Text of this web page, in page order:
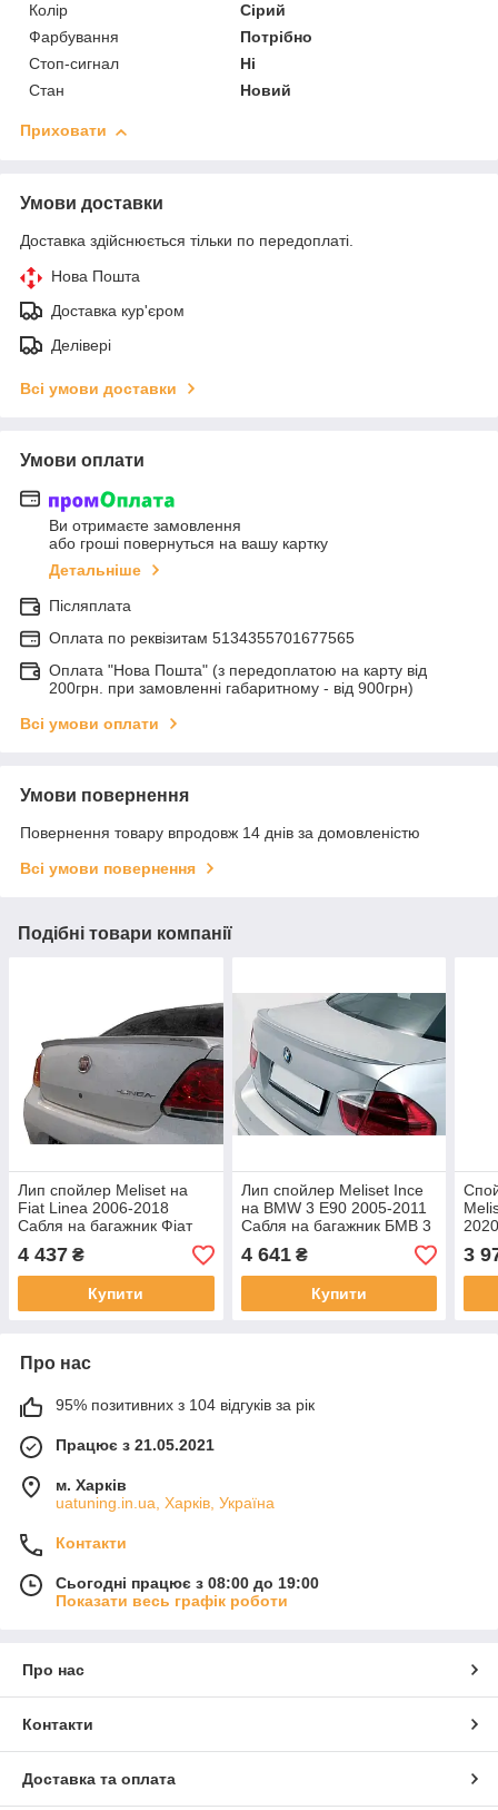
Колір
Сірий
Фарбування
Потрібно
Стоп-сигнал
Ні
Стан
Новий
Приховати
Умови доставки
Доставка здійснюється тільки по передоплаті.
Нова Пошта
Доставка кур'єром
Делівері
Всі умови доставки
Умови оплати
Ви отримаєте замовлення
або гроші повернуться на вашу картку
Детальніше
Післяплата
Оплата по реквiзитам 5134355701677565
Оплата "Нова Пошта" (з передоплатою на карту від
200грн. при замовленні габаритному - від 900грн)
Всі умови оплати
Умови повернення
Повернення товару впродовж 14 днів за домовленістю
Всі умови повернення
Подібні товари компанії
Лип спойлер Meliset на
Fiat Linea 2006-2018
Сабля на багажник Фіат
Лінеа під фарбування 1
шт.
4 437 ₴
Купити
Лип спойлер Meliset Ince
на BMW 3 E90 2005-2011
Сабля на багажник БМВ 3
Е90 під фарбування
4 641₴
Купити
3
Про нас
95% позитивних з 104 відгуків за рік
Працює з 21.05.2021
м. Харків
uatuning.in.ua, Харків, Україна
Контакти
Сьогодні працює з 08:00 до 19:00
Показати весь графік роботи
Про нас
Контакти
Доставка та оплата